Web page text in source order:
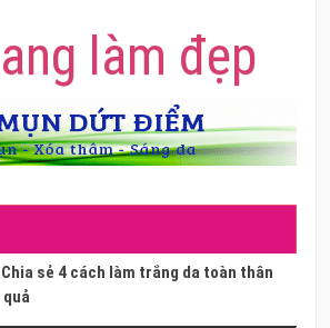
làm đẹp
Chia sẻ 4 cách làm trắng da toàn thân